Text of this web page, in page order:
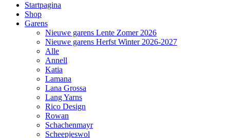
Startpagina
Shop
Garens
Nieuwe garens Lente Zomer 2026
Nieuwe garens Herfst Winter 2026-2027
Alle
Annell
Katia
Lamana
Lana Grossa
Lang Yarns
Rico Design
Rowan
Schachenmayr
Scheepjeswol